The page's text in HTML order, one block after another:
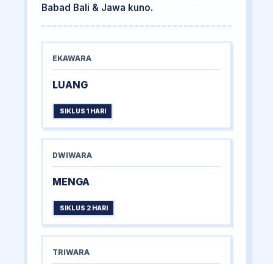
Babad Bali & Jawa kuno.
EKAWARA
LUANG
SIKLUS 1 HARI
DWIWARA
MENGA
SIKLUS 2 HARI
TRIWARA